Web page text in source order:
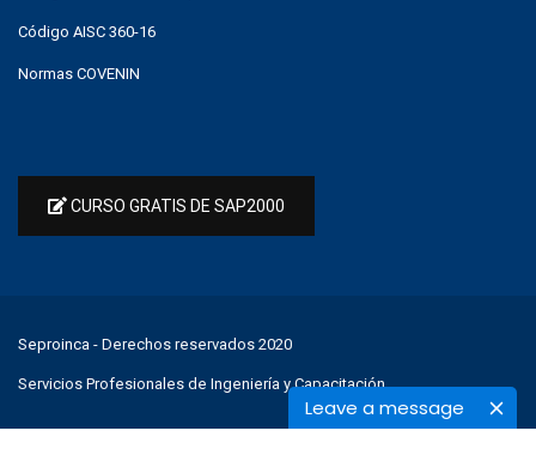
Leave a message
Código AISC 360-16
Normas COVENIN
CURSO GRATIS DE SAP2000
Seproinca - Derechos reservados 2020
Servicios Profesionales de Ingeniería y Capacitación